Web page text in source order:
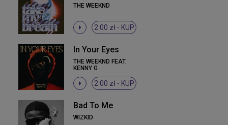
THE WEEKND
2.00 zł - KUP
In Your Eyes
THE WEEKND FEAT.
KENNY G
2.00 zł - KUP
Bad To Me
WIZKID